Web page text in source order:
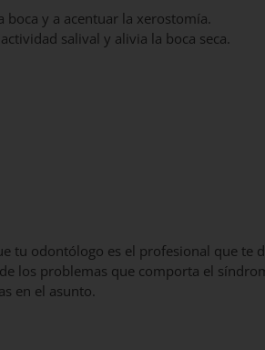
boca y a acentuar la xerostomía.
salival y alivia la boca seca.
tu odontólogo es el profesional que te
los problemas que comporta el
en el asunto.